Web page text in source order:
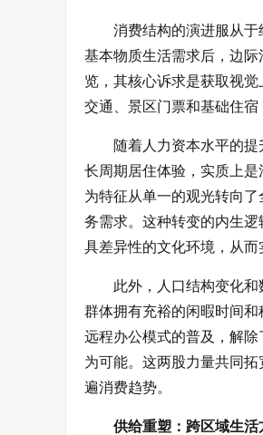
消费结构的演进服从
基本物质生活需求后，边
览，其核心诉求是获取视
交通、景区门票和基础住宿
随着人力资本水平的
长周期居住体验，实质上
为特征从单一的观光转向
务需求。这种转变的内生
具差异性的文化环境，从而
此外，人口结构变化
群体拥有充裕的闲暇时间
远程办公模式的普及，解
为可能。这两股力量共同
遍消费趋势。
供给重塑：跨区域生